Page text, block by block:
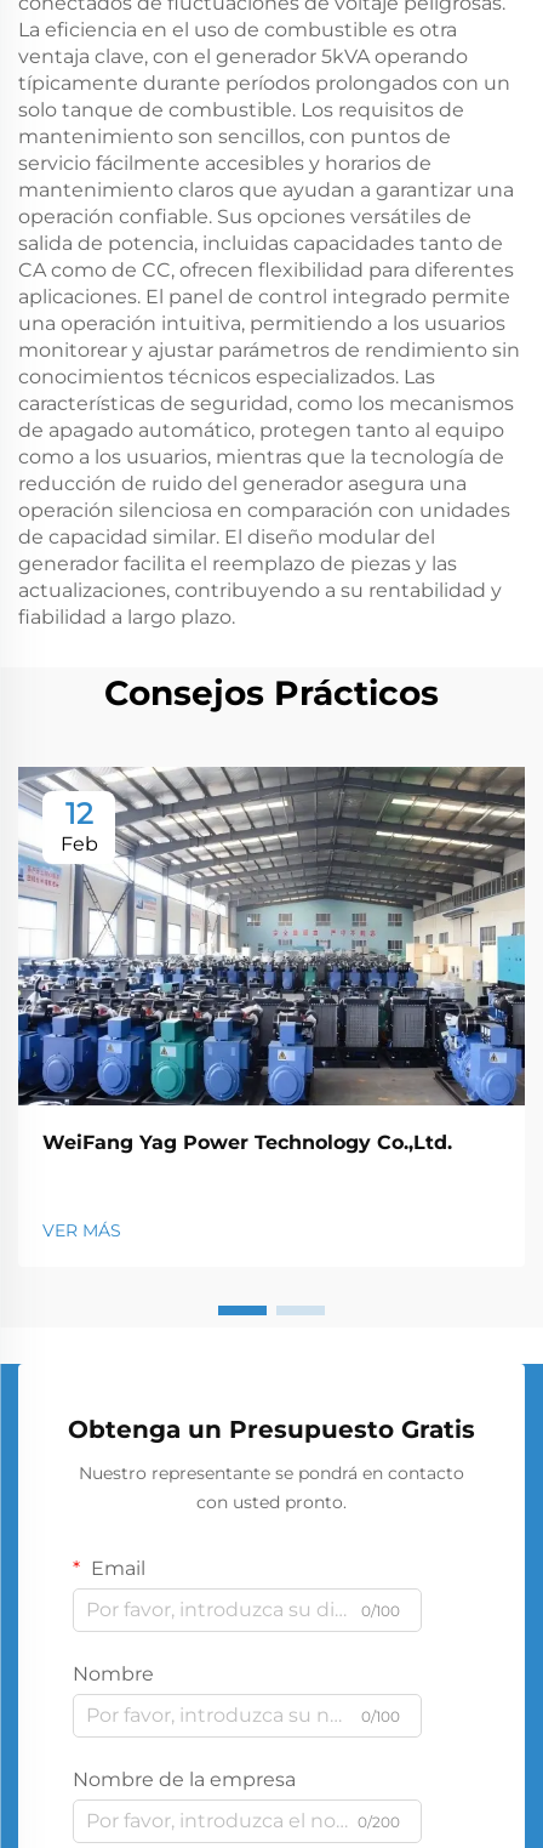
La eficiencia en el uso de combustible es otra
ventaja clave, con el generador 5kVA operando
típicamente durante períodos prolongados con un
solo tanque de combustible. Los requisitos de
mantenimiento son sencillos, con puntos de
servicio fácilmente accesibles y horarios de
mantenimiento claros que ayudan a garantizar una
operación confiable. Sus opciones versátiles de
salida de potencia, incluidas capacidades tanto de
CA como de CC, ofrecen flexibilidad para diferentes
aplicaciones. El panel de control integrado permite
una operación intuitiva, permitiendo a los usuarios
monitorear y ajustar parámetros de rendimiento sin
conocimientos técnicos especializados. Las
características de seguridad, como los mecanismos
de apagado automático, protegen tanto al equipo
como a los usuarios, mientras que la tecnología de
reducción de ruido del generador asegura una
operación silenciosa en comparación con unidades
de capacidad similar. El diseño modular del
generador facilita el reemplazo de piezas y las
actualizaciones, contribuyendo a su rentabilidad y
fiabilidad a largo plazo.
Consejos Prácticos
12
Feb
WeiFang Yag Power Technology Co.,Ltd.
VER MÁS
Obtenga un Presupuesto Gratis
Nuestro representante se pondrá en contacto
con usted pronto.
Email
0/100
Nombre
0/100
Nombre de la empresa
0/200